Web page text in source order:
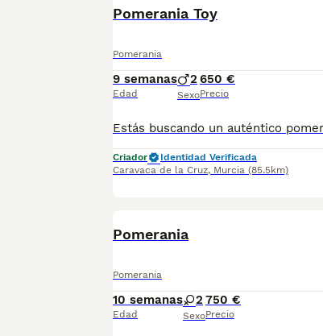
Pomerania Toy
Pomerania
9 semanas
Edad
2
Sexo
650 €
Precio
Criador
Identidad Verificada
Caravaca de la Cruz, Murcia (85.5km)
Pomerania
Pomerania
10 semanas
Edad
2
Sexo
750 €
Precio